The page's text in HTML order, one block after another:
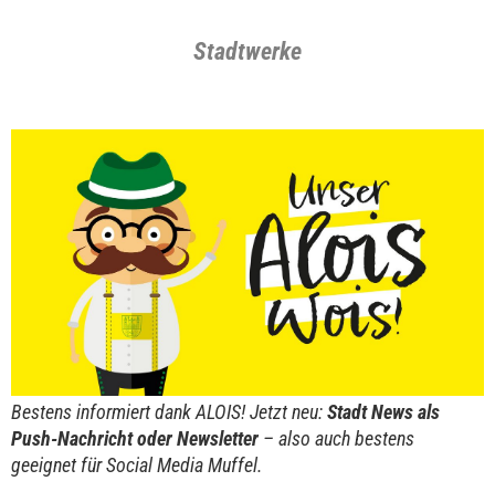
Stadtwerke
Bestens informiert dank ALOIS! Jetzt neu: Stadt News als
Push-Nachricht oder Newsletter – also auch bestens
geeignet für Social Media Muffel.